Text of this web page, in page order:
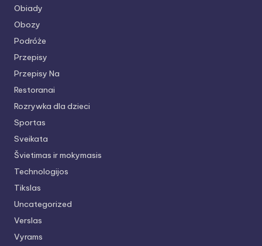
Obiady
Obozy
Podróże
Przepisy
Przepisy Na
Restoranai
Rozrywka dla dzieci
Sportas
Sveikata
Švietimas ir mokymasis
Technologijos
Tikslas
Uncategorized
Verslas
Vyrams